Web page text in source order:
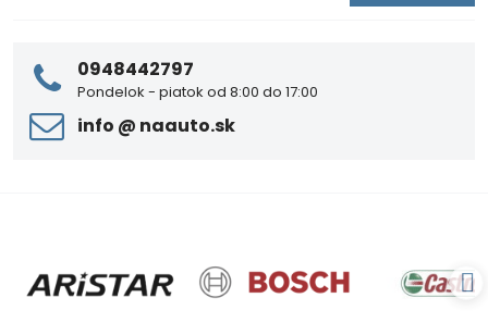
0948442797
Pondelok - piatok od 8:00 do 17:00
info ​@ naauto​.sk